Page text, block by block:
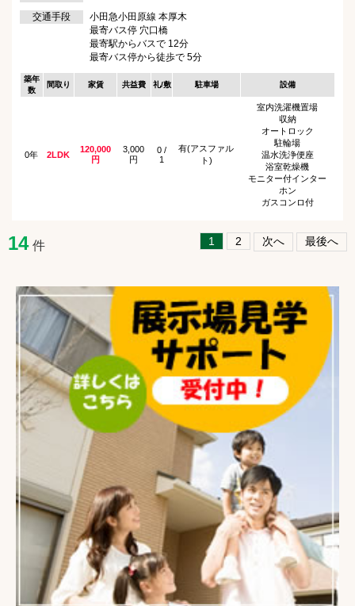
交通手段
小田急小田原線 本厚木
最寄バス停 穴口橋
最寄駅からバスで 12分
最寄バス停から徒歩で 5分
築年
数
間取り 家賃 共益費 礼/敷 駐車場 設備
0年 2LDK
120,000
円
3,000
円
0 /
1
有(アスファル
ト)
室内洗濯機置場
収納
オートロック
駐輪場
温水洗浄便座
浴室乾燥機
モニター付インター
ホン
ガスコンロ付
14 件 1 2 次へ 最後へ